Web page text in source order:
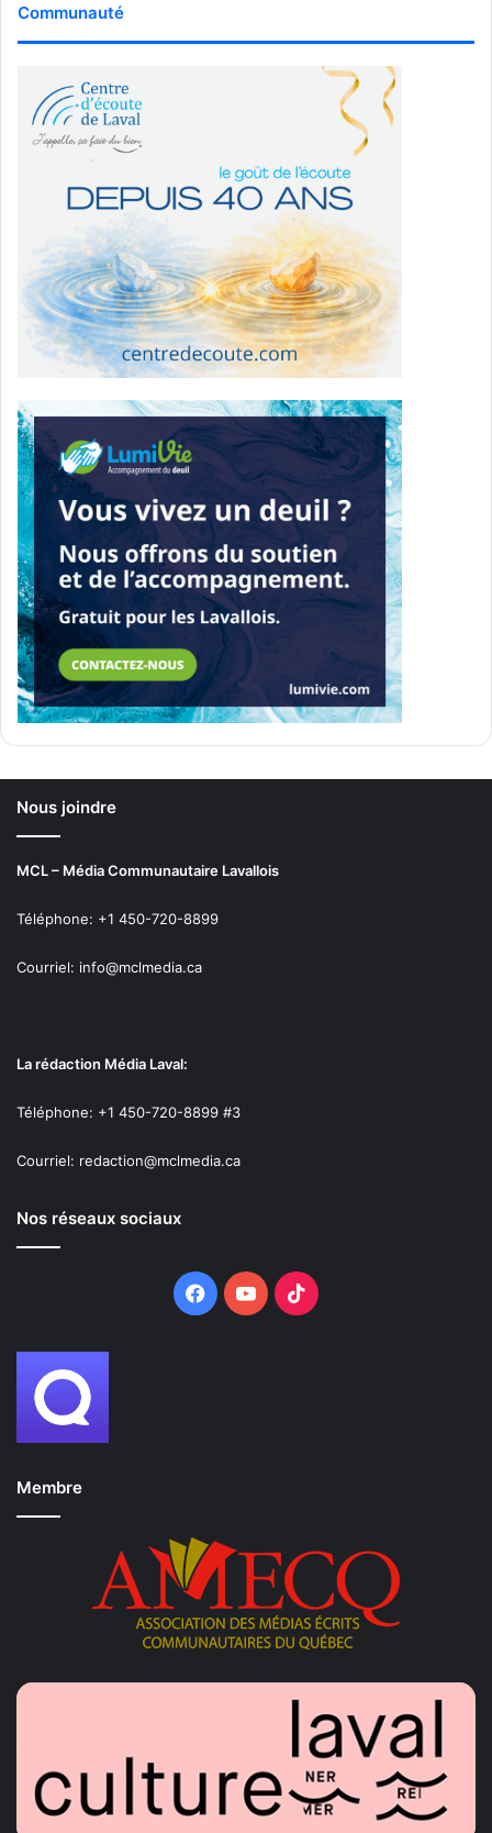
Communauté
Nous joindre
MCL – Média Communautaire Lavallois
Téléphone: +1 450-720-8899
Courriel: info@mclmedia.ca
La rédaction Média Laval:
Téléphone: +1 450-720-8899 #3
Courriel: redaction@mclmedia.ca
Nos réseaux sociaux
FacebookYouTubeTikTok
Membre